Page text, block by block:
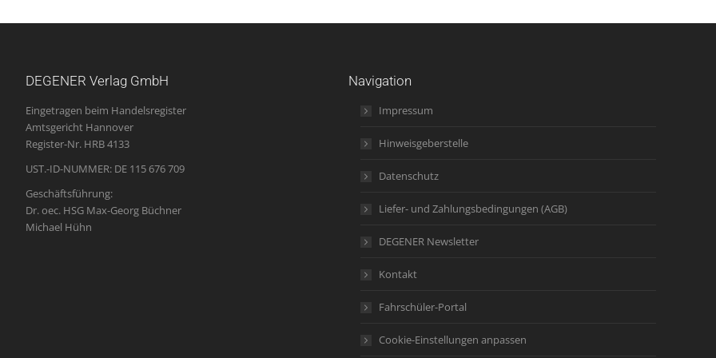
DEGENER Verlag GmbH
Eingetragen beim Handelsregister
Amtsgericht Hannover
Register-Nr. HRB 4133
UST.-ID-NUMMER: DE 115 676 709
Geschäftsführung:
Dr. oec. HSG Max-Georg Büchner
Michael Hühn
Navigation
Impressum
Hinweisgeberstelle
Datenschutz
Liefer- und Zahlungsbedingungen (AGB)
DEGENER Newsletter
Kontakt
Fahrschüler-Portal
Cookie-Einstellungen anpassen